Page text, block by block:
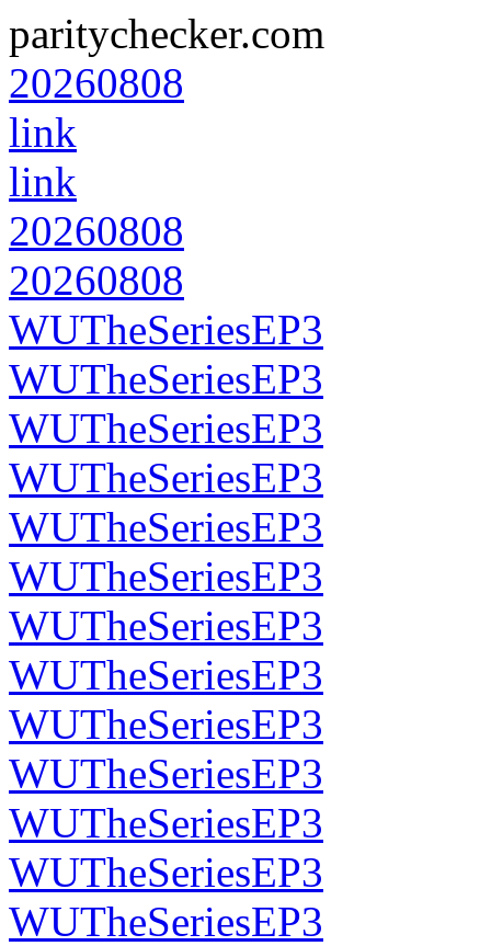
paritychecker.com
20260808
link
link
20260808
20260808
WUTheSeriesEP3
WUTheSeriesEP3
WUTheSeriesEP3
WUTheSeriesEP3
WUTheSeriesEP3
WUTheSeriesEP3
WUTheSeriesEP3
WUTheSeriesEP3
WUTheSeriesEP3
WUTheSeriesEP3
WUTheSeriesEP3
WUTheSeriesEP3
WUTheSeriesEP3